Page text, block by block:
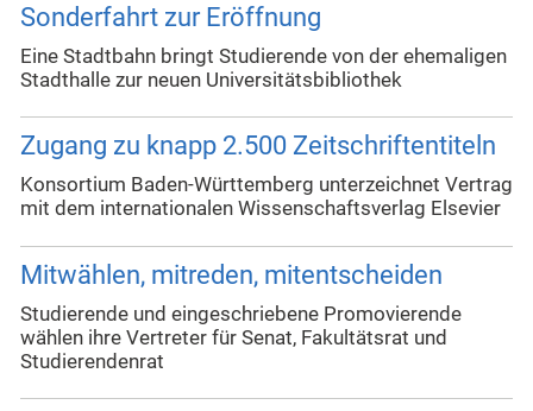
Sonderfahrt zur Eröffnung
Eine Stadtbahn bringt Studierende von der ehemaligen
Stadthalle zur neuen Universitätsbibliothek
Zugang zu knapp 2.500 Zeitschriftentiteln
Konsortium Baden-Württemberg unterzeichnet Vertrag
mit dem internationalen Wissenschaftsverlag Elsevier
Mitwählen, mitreden, mitentscheiden
Studierende und eingeschriebene Promovierende
wählen ihre Vertreter für Senat, Fakultätsrat und
Studierendenrat